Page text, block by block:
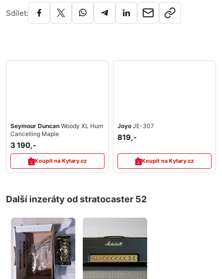
Sdílet:
Seymour Duncan Woody XL Hum
Cancelling Maple
3 190,-
Koupit na Kytary.cz
Joyo JE-307
819,-
Koupit na Kytary.cz
Další inzeráty od stratocaster 52